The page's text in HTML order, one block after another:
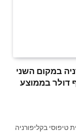
במקום השני
העצמי על בתים: 627 אלף דולר בממוצע
טיפוסי בקליפורניה